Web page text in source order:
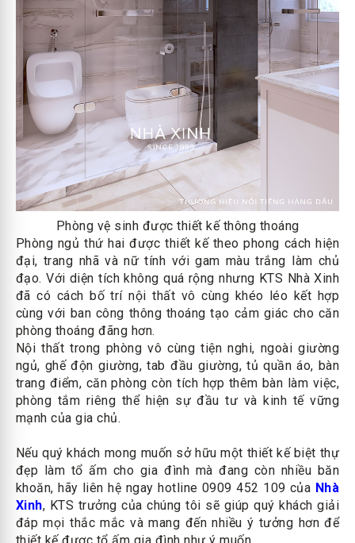
Phòng vệ sinh được thiết kế thông thoáng
Phòng ngủ thứ hai được thiết kế theo phong cách hiện
đại, trang nhã và nữ tính với gam màu trắng làm chủ
đạo. Với diện tích không quá rộng nhưng KTS Nhà Xinh
đã có cách bố trí nội thất vô cùng khéo léo kết hợp
cùng với ban công thông thoáng tạo cảm giác cho căn
phòng thoáng đãng hơn.
Nội thất trong phòng vô cùng tiện nghi, ngoài giường
ngủ, ghế độn giường, tab đầu giường, tủ quần áo, bàn
trang điểm, căn phòng còn tích hợp thêm bàn làm việc,
phòng tắm riêng thể hiện sự đầu tư và kinh tế vững
mạnh của gia chủ.
Nếu quý khách mong muốn sở hữu một thiết kế biệt thự
đẹp làm tổ ấm cho gia đình mà đang còn nhiều băn
khoăn, hãy liên hệ ngay hotline 0909 452 109 của Nhà
Xinh, KTS trưởng của chúng tôi sẽ giúp quý khách giải
đáp mọi thắc mắc và mang đến nhiều ý tưởng hơn để